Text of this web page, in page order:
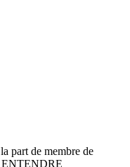
part de membre de
ENTENDRE